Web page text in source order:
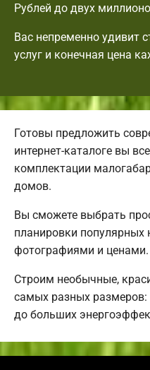
Рублей до двух
Вас непременно удивит
услуг и конечная цена
Готовы предложить
интернет-каталоге вы
комплектации
домов.
Вы сможете выбрать
планировки популярных
фотографиями и ценами.
Строим необычные,
самых разных размеров:
до больших